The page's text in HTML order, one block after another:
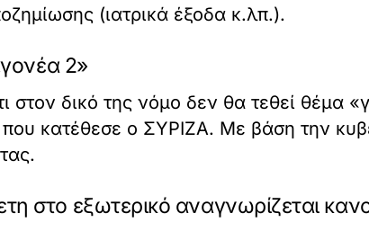
(ιατρικά έξοδα κ.λπ.).
2»
στον δικό της νόμο δεν θα τεθεί θέμα
που κατέθεσε ο ΣΥΡΙΖΑ. Με βάση την
στο εξωτερικό αναγνωρίζεται